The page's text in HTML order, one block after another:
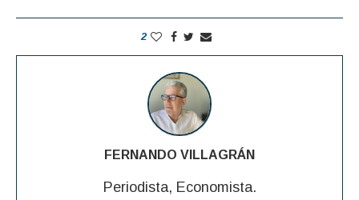
2
FERNANDO VILLAGRÁN
Periodista, Economista.